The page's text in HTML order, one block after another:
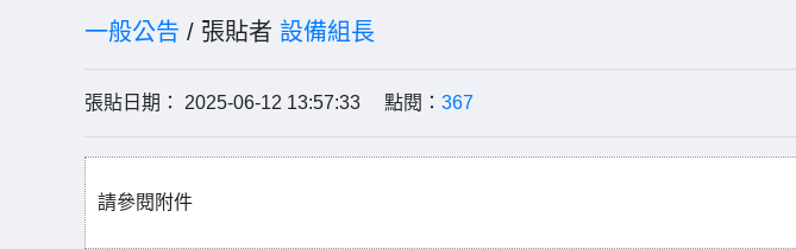
一般公告 / 張貼者 設備組長
張貼日期： 2025-06-12 13:57:33 點閱： 367
請參閱附件